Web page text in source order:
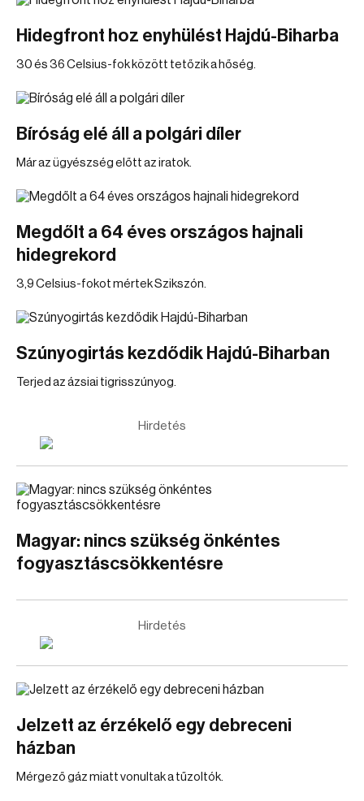
Hidegfront hoz enyhülést Hajdú-Biharba
30 és 36 Celsius-fok között tetőzik a hőség.
Bíróság elé áll a polgári díler
Már az ügyészség előtt az iratok.
Megdőlt a 64 éves országos hajnali
hidegrekord
3,9 Celsius-fokot mértek Szikszón.
Szúnyogirtás kezdődik Hajdú-Biharban
Terjed az ázsiai tigrisszúnyog.
Hirdetés
Magyar: nincs szükség önkéntes
fogyasztáscsökkentésre
Hirdetés
Jelzett az érzékelő egy debreceni
házban
Mérgező gáz miatt vonultak a tűzoltók.